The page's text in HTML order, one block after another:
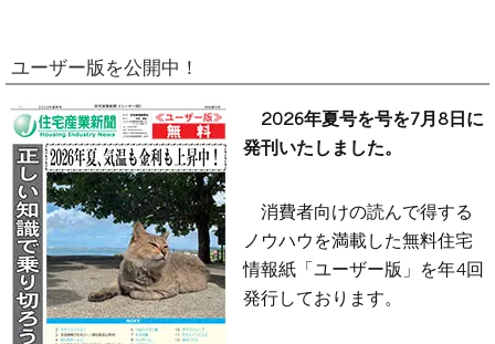
ユーザー版を公開中！
2026年夏号を号を7月8日に
発刊いたしました。
消費者向けの読んで得する
ノウハウを満載した無料住宅
情報紙「ユーザー版」を年4回
発行しております。